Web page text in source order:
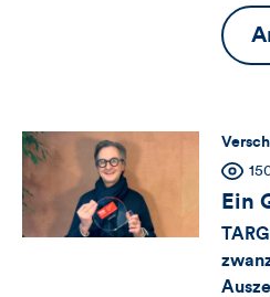
Anzahl
der
Ein